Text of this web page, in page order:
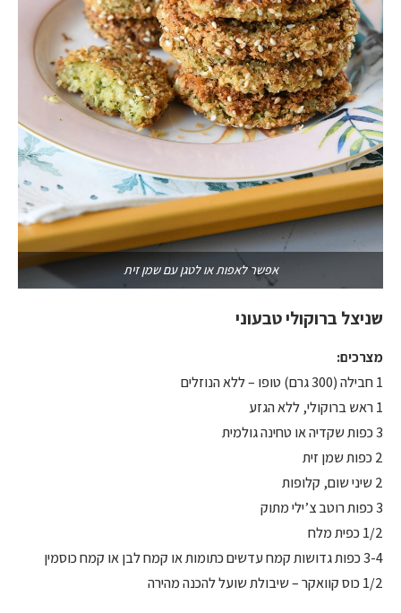
אפשר לאפות או לטגן עם שמן זית
שניצל ברוקולי טבעוני
מצרכים:
1 חבילה (300 גרם) טופו – ללא הנוזלים
1 ראש ברוקולי, ללא הגזע
3 כפות שקדיה או טחינה גולמית
2 כפות שמן זית
2 שיני שום, קלופות
3 כפות רוטב צ’ילי מתוק
1/2 כפית מלח
3-4 כפות גדושות קמח עדשים כתומות או קמח לבן או קמח כוסמין
1/2 כוס קוואקר – שיבולת שועל להכנה מהירה